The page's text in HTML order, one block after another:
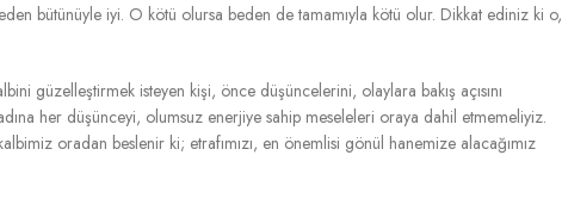
bütünüyle iyi. O kötü olursa beden de tamamıyla kötü olur. Dikkat ediniz ki o,
güzelleştirmek isteyen kişi, önce düşüncelerini, olaylara bakış açısını
her düşünceyi, olumsuz enerjiye sahip meseleleri oraya dahil etmemeliyiz.
oradan beslenir ki; etrafımızı, en önemlisi gönül hanemize alacağımız